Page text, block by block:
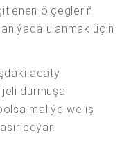
ölçegleriň
ulanmak üçin
adaty
durmuşa
maliýe we iş
edýär.